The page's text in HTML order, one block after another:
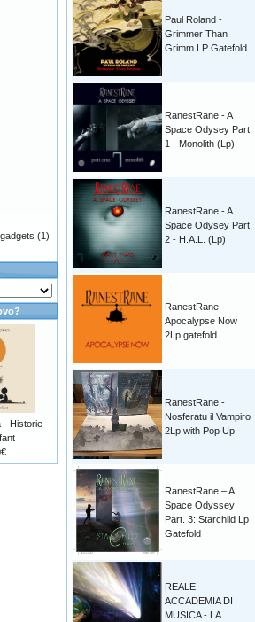
Paul Roland -
Grimmer Than
Grimm LP Gatefold
RanestRane - A
Space Odysey Part.
1 - Monolith (Lp)
RanestRane - A
Space Odysey Part.
2 - H.A.L. (Lp)
RanestRane -
Apocalypse Now
2Lp gatefold
RanestRane -
Nosferatu il Vampiro
2Lp with Pop Up
RanestRane – A
Space Odyssey
Part. 3: Starchild Lp
Gatefold
REALE
ACCADEMIA DI
MUSICA - LA
(1)
- Historie